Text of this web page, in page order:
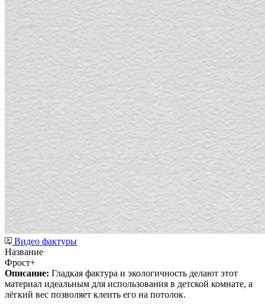
Видео фактуры
Название
Фрост+
Описание: Гладкая фактура и экологичность делают этот
материал идеальным для использования в детской комнате, а
лёгкий вес позволяет клеить его на потолок.